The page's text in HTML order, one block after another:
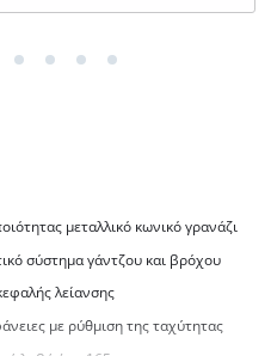
μεταλλικό κωνικό γρανάζι
σύστημα γάντζου και βρόχου
λείανσης
με ρύθμιση της ταχύτητας